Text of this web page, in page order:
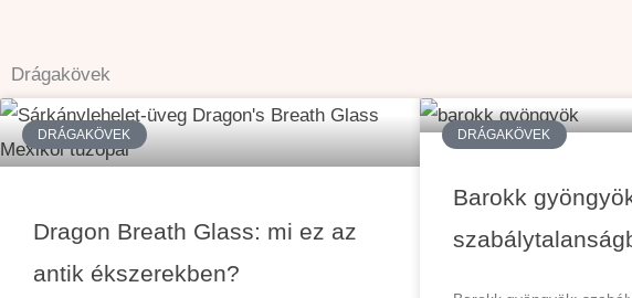
content
Drágakövek
DRÁGAKÖVEK
Dragon Breath Glass: mi ez az
antik ékszerekben?
DRÁGAKÖVEK
Barokk